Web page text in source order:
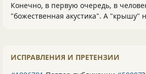
Конечно, в первую очередь, в
"божественная акустика". А "крышу"
ИСПРАВЛЕНИЯ И ПРЕТЕНЗИИ